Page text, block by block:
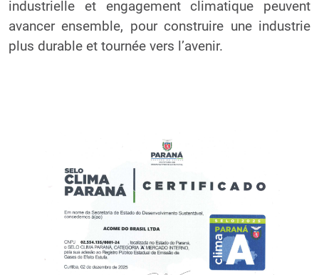
industrielle et engagement climatique peuvent
avancer ensemble, pour construire une industrie
plus durable et tournée vers l’avenir.